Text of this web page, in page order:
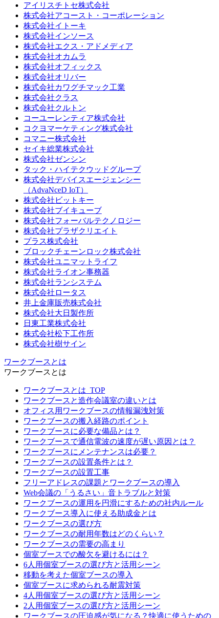
アイリスチトセ株式会社
株式会社アコースト・コーポレーション
株式会社イトーキ
株式会社インソース
株式会社エクス・アドメディア
株式会社オカムラ
株式会社オフィックス
株式会社オリバー
株式会社カワグチマック工業
株式会社クラス
株式会社クルトン
コーユーレンティア株式会社
コクヨマーケティング株式会社
コマニー株式会社
セイキ総業株式会社
株式会社ゼンシン
タック・ハイテクウッドグループ
株式会社デバイスエージェンシー
（AdvaNceD IoT）
株式会社ビットキー
株式会社ブイキューブ
株式会社フォーバルテクノロジー
株式会社プラザクリエイト
プラス株式会社
ブロックチェーンロック株式会社
株式会社ユニマットライフ
株式会社ライオン事務器
株式会社ランシステム
株式会社ロータス
井上金庫販売株式会社
株式会社大日製作所
日東工業株式会社
株式会社松下工作所
株式会社樹サイン
ワークブースとは
ワークブースとは
ワークブースとは_TOP
ワークブースと造作会議室の違いとは
オフィス用ワークブースの情報漏洩対策
ワークブースの搬入経路のポイント
ワークブースに必要な備品とは？
ワークブースで通信電波の速度が遅い原因とは？
ワークブースにメンテナンスは必要？
ワークブースの設置条件とは？
ワークブースの設置工事
フリーアドレスの課題とワークブースの導入
Web会議の「うるさい」音トラブルと対策
ワークブースの運用を円滑にするための社内ルール
ワークブース導入に使える助成金とは
ワークブースの選び方
ワークブースの耐用年数はどのくらい？
ワークブースの需要の高まり
個室ブースでの酸欠を避けるには？
6人用個室ブースの選び方と活用シーン
移動を考えた個室ブースの導入
個室ブースに求められる耐震対策
4人用個室ブースの選び方と活用シーン
2人用個室ブースの選び方と活用シーン
ワークブースの圧迫感が気になる？快適に使うための